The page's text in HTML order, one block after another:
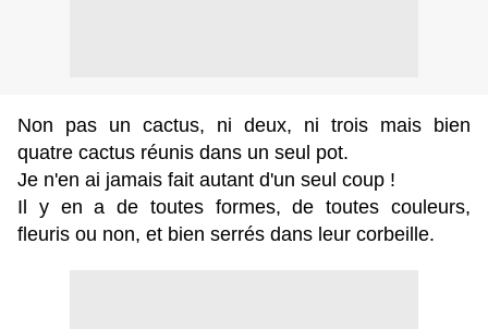
Non pas un cactus, ni deux, ni trois mais bien
quatre cactus réunis dans un seul pot.
Je n'en ai jamais fait autant d'un seul coup !
Il y en a de toutes formes, de toutes couleurs,
fleuris ou non, et bien serrés dans leur corbeille.